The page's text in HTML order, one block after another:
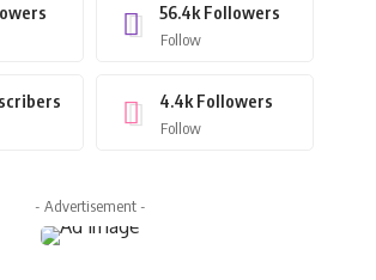
56.4k Followers
Follow
4.4k Followers
Follow
- Advertisement -